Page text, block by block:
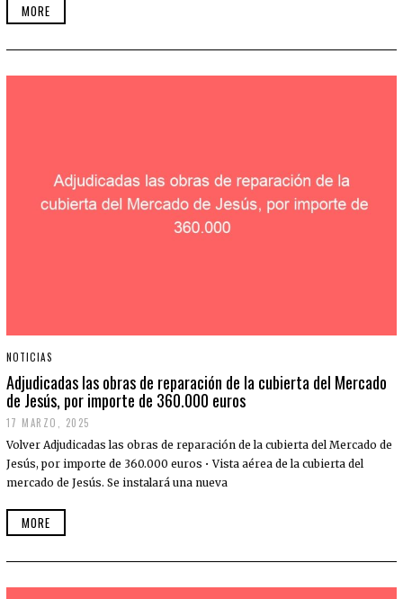
MORE
NOTICIAS
Adjudicadas las obras de reparación de la cubierta del Mercado
de Jesús, por importe de 360.000 euros
17 MARZO, 2025
Volver Adjudicadas las obras de reparación de la cubierta del Mercado de
Jesús, por importe de 360.000 euros • Vista aérea de la cubierta del
mercado de Jesús. Se instalará una nueva
MORE